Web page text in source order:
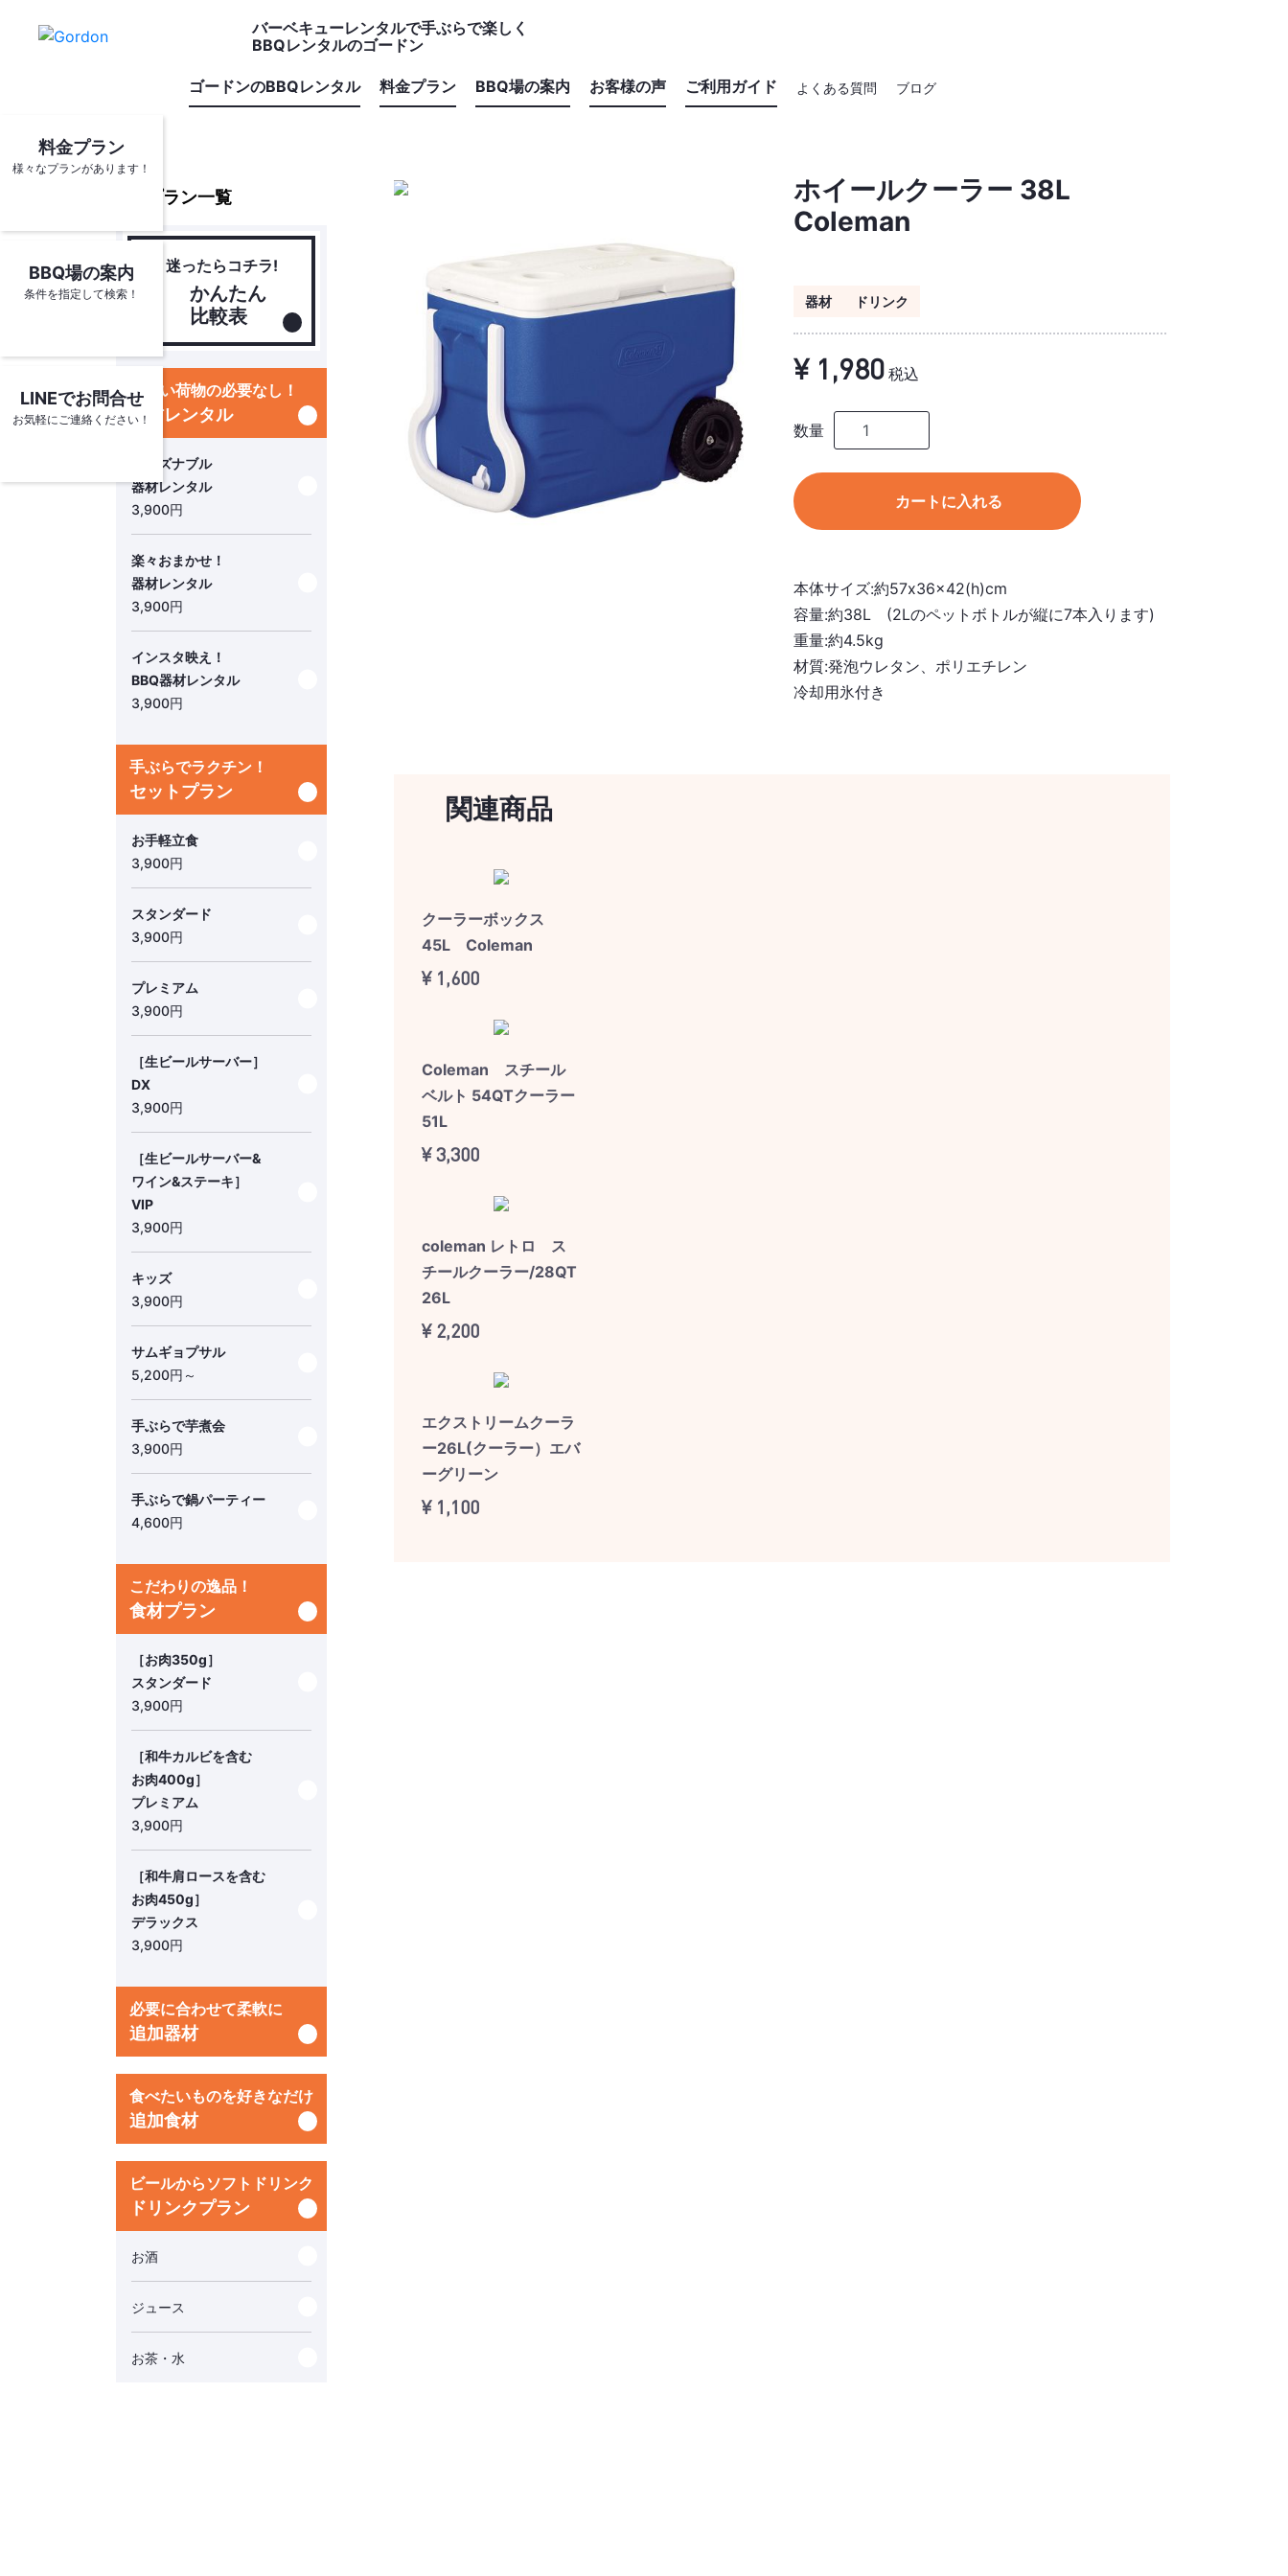
バーベキューレンタルで手ぶらで楽しく
BBQレンタルのゴードン
ゴードンのBBQレンタル 料金プラン
ドリンクプラン
追加器材
追加食材
BBQ場の案内
おすすめBBQ場
お客様の声 ご利用ガイド よくある質問 ブログ
料金プラン
様々なプランがあります！
BBQ場の案内
条件を指定して検索！
LINEでお問合せ
お気軽にご連絡ください！
ホイールクーラー 38L
Coleman
器材 ドリンク
¥ 1,980 税込
数量
カートに入れる
本体サイズ:約57x36x42(h)cm
容量:約38L (2Lのペットボトルが縦に7本入ります)
重量:約4.5kg
材質:発泡ウレタン、ポリエチレン
冷却用氷付き
関連商品
クーラーボックス
45L Coleman
¥ 1,600
Coleman スチール
ベルト 54QTクーラー
51L
¥ 3,300
coleman レトロ ス
チールクーラー/28QT
26L
¥ 2,200
エクストリームクーラ
ー26L(クーラー）エバ
ーグリーン
¥ 1,100
プラン一覧
迷ったらコチラ!
かんたん
比較表
重たい荷物の必要なし！
器材レンタル
リーズナブル
器材レンタル
3,900円
楽々おまかせ！
器材レンタル
3,900円
インスタ映え！
BBQ器材レンタル
3,900円
手ぶらでラクチン！
セットプラン
お手軽立食
3,900円
スタンダード
3,900円
プレミアム
3,900円
［生ビールサーバー］
DX
3,900円
［生ビールサーバー&
ワイン&ステーキ］
VIP
3,900円
キッズ
3,900円
サムギョプサル
5,200円～
手ぶらで芋煮会
3,900円
手ぶらで鍋パーティー
4,600円
こだわりの逸品！
食材プラン
［お肉350g］
スタンダード
3,900円
［和牛カルビを含む
お肉400g］
プレミアム
3,900円
［和牛肩ロースを含む
お肉450g］
デラックス
3,900円
必要に合わせて柔軟に
追加器材
食べたいものを好きなだけ
追加食材
ビールからソフトドリンク
ドリンクプラン
お酒
ジュース
お茶・水